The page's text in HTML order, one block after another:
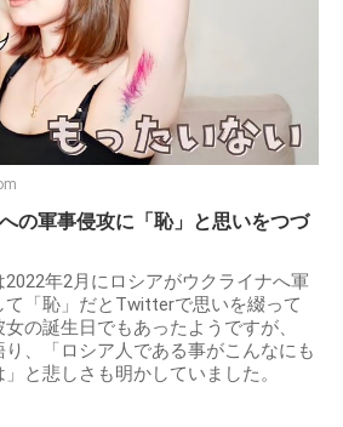
の軍事侵攻に「恥」と思いをつづ
年2月にロシアがウクライナへ軍
「恥」だとTwitterで思いを綴って
の誕生日でもあったようですが、
り、「ロシア人である事がこんなにも
と悲しさも明かしていました。